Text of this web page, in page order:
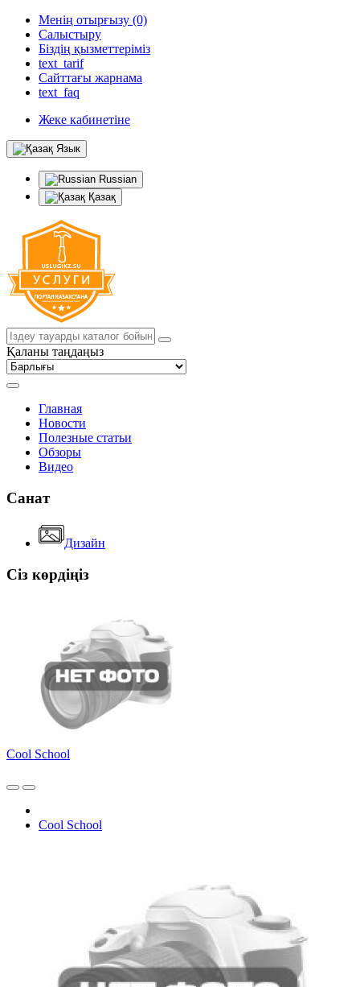
Менің отырғызу (0)
Салыстыру
Біздің қызметтеріміз
text_tarif
Сайттағы жарнама
text_faq
Жеке кабинетіне
Язык
Russian
Қазақ
Қаланы таңдаңыз
Главная
Новости
Полезные статьи
Обзоры
Видео
Санат
Дизайн
Сіз көрдіңіз
Cool School
Cool School